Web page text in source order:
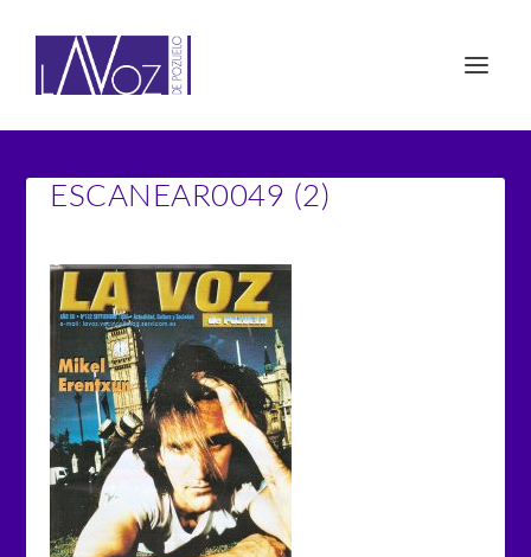
ESCANEAR0049 (2)